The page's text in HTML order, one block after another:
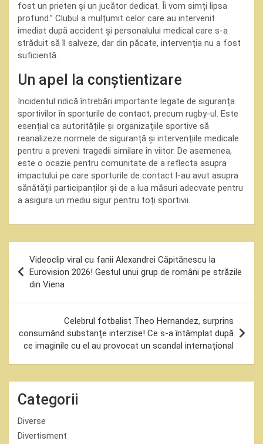
fost un prieten și un jucător dedicat. Îi vom simți lipsa
profund.” Clubul a mulțumit celor care au intervenit
imediat după accident și personalului medical care s-a
străduit să îl salveze, dar din păcate, intervenția nu a fost
suficientă.
Un apel la conștientizare
Incidentul ridică întrebări importante legate de siguranța
sportivilor în sporturile de contact, precum rugby-ul. Este
esențial ca autoritățile și organizațiile sportive să
reanalizeze normele de siguranță și intervențiile medicale
pentru a preveni tragedii similare în viitor. De asemenea,
este o ocazie pentru comunitate de a reflecta asupra
impactului pe care sporturile de contact l-au avut asupra
sănătății participanților și de a lua măsuri adecvate pentru
a asigura un mediu sigur pentru toți sportivii.
în
articole
Videoclip viral cu fanii Alexandrei Căpitănescu la
Eurovision 2026! Gestul unui grup de români pe străzile
din Viena
Celebrul fotbalist Theo Hernandez, surprins
consumând substanțe interzise! Ce s-a întâmplat după
ce imaginile cu el au provocat un scandal internațional
Categorii
Diverse
Divertisment